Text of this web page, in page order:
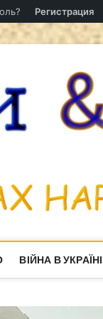
Регистрация
ВІЙНА В УКРАЇНІ